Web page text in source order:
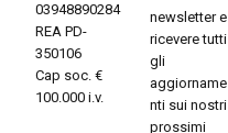
03948890284
REA PD-
350106
Cap soc. €
100.000 i.v.
newsletter e
ricevere tutti
gli
aggiorname
nti sui nostri
prossimi